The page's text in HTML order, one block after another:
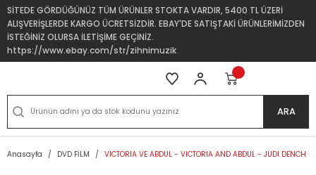
SİTEDE GÖRDÜĞÜNÜZ TÜM ÜRÜNLER STOKTA VARDIR, 5400 TL ÜZERİ
ALIŞVERİŞLERDE KARGO ÜCRETSİZDİR. EBAY'DE SATIŞTAKİ ÜRÜNLERİMİZDEN
İSTEĞİNİZ OLURSA İLETİŞİME GEÇİNİZ.
https://www.ebay.com/str/zihnimuzik
ARA
Anasayfa DVD FİLM VICTORIA VE ABDUL - VICTORIA AND ABDUL - JUDI DENCH -